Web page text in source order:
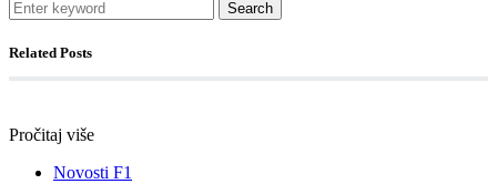
Search
Related Posts
Pročitaj više
Novosti F1